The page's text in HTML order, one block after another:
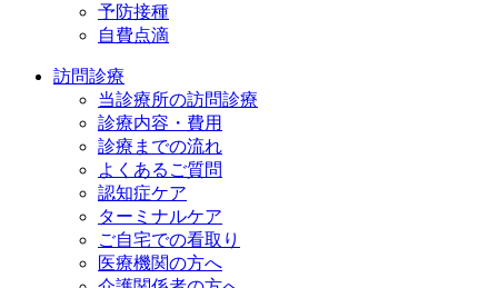
予防接種
自費点滴
訪問診療
当診療所の訪問診療
診療内容・費用
診療までの流れ
よくあるご質問
認知症ケア
ターミナルケア
ご自宅での看取り
医療機関の方へ